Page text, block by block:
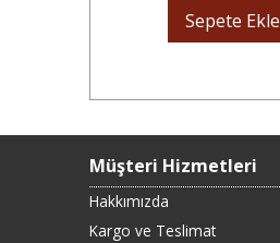
Sepete Ekle
Müşteri Hizmetleri
Hakkımızda
Kargo ve Teslimat